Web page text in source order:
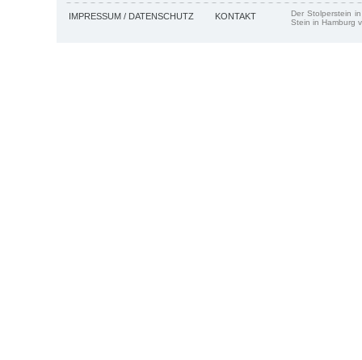
IMPRESSUM / DATENSCHUTZ KONTAKT
Der Stolperstein
Stein in Hamburg